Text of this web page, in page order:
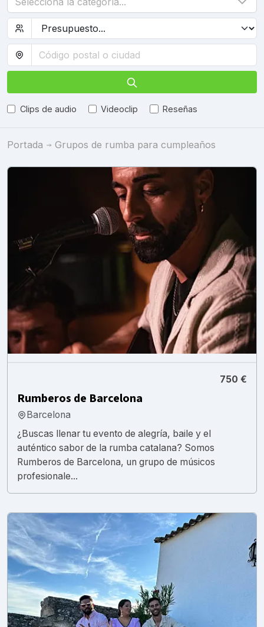
Clips de audio Videoclip Reseñas
Portada Grupos de rumba para cumpleaños
750 €
Rumberos de Barcelona
Barcelona
¿Buscas llenar tu evento de alegría, baile y el
auténtico sabor de la rumba catalana? Somos
Rumberos de Barcelona, un grupo de músicos
profesionale...